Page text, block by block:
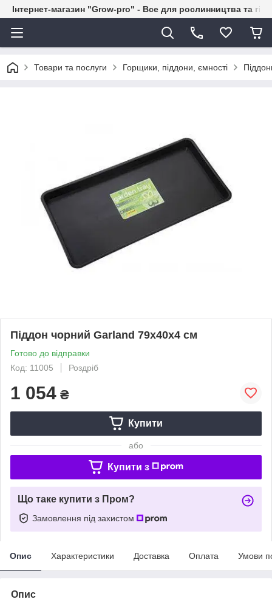
Інтернет-магазин "Grow-pro" - Все для рослинництва та
Товари та послуги Горщики, піддони, ємності
Піддон чорний Garland 79х40х4 см
Готово до відправки
Код: 11005
Роздріб
1 054 ₴
Купити
або
Купити з
Що таке купити з Пром?
Замовлення під захистом
Опис Характеристики Доставка Оплата Умови
Опис